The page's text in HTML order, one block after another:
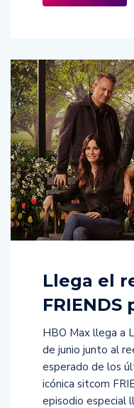
Llega el
FRIENDS
HBO Max llega a
de junio junto al
esperado de los
icónica sitcom
episodio especial